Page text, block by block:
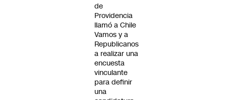
de
Providencia
llamó a Chile
Vamos y a
Republicanos
a realizar una
encuesta
vinculante
para definir
una